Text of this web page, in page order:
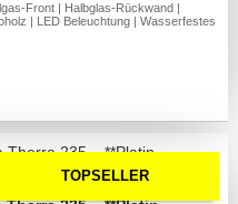
Front | Halbglas-Rückwand |
| LED Beleuchtung | Wasserfestes
TOPSELLER